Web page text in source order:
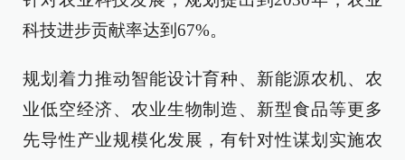
科技进步贡献率达到67%。
规划着力推动智能设计育种、新能源农机、农
业低空经济、农业生物制造、新型食品等更多
先导性产业规模化发展，有针对性谋划实施农